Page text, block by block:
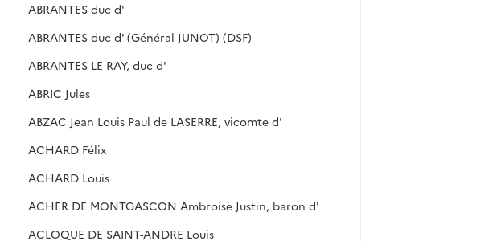
ABRANTES duc d'
ABRANTES duc d' (Général JUNOT) (DSF)
ABRANTES LE RAY, duc d'
ABRIC Jules
ABZAC Jean Louis Paul de LASERRE, vicomte d'
ACHARD Félix
ACHARD Louis
ACHER DE MONTGASCON Ambroise Justin, baron d'
ACLOQUE DE SAINT-ANDRE Louis